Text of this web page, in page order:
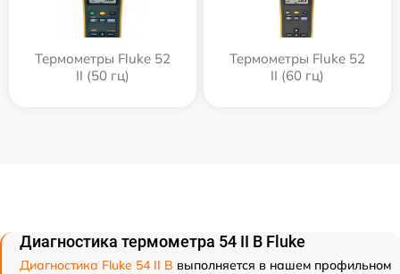
Термометры Fluke 52
II (50 гц)
Термометры Fluke 52
II (60 гц)
Диагностика термометра 54 II B Fluke
Диагностика Fluke 54 II B выполняется в нашем профильном